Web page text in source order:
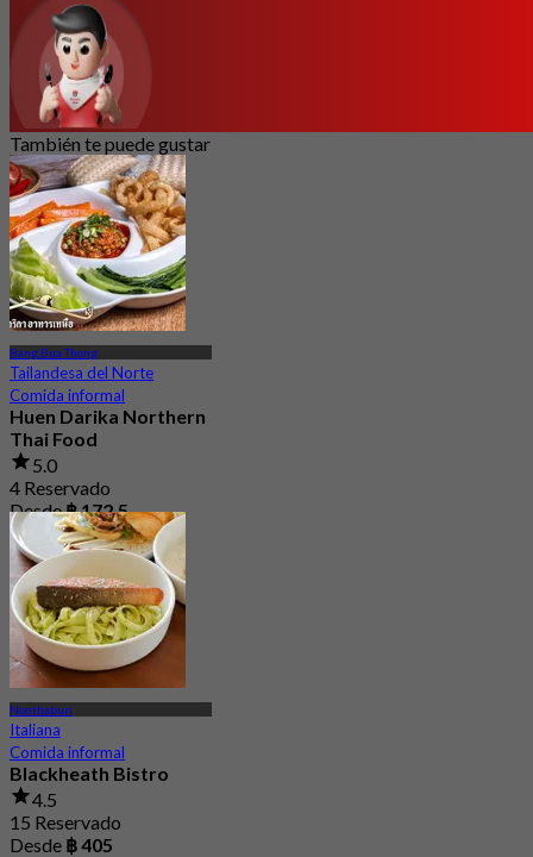
También te puede gustar
Bang Bua Thong
Tailandesa del Norte
Comida informal
Huen Darika Northern
Thai Food
5.0
4 Reservado
Desde฿ 172.5
Nonthaburi
Italiana
Comida informal
Blackheath Bistro
4.5
15 Reservado
Desde ฿ 405